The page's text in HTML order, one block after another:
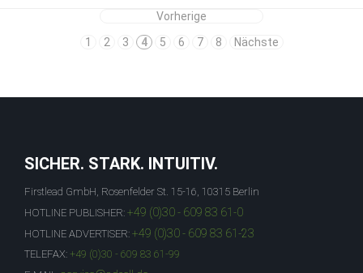
Vorherige
1
2 3 4 5 6 7 8 Nächste
SICHER. STARK. INTUITIV.
Firstlead GmbH, Rosenfelder St. 15-16, 10315 Berlin
HOTLINE PUBLISHER: +49 (0)30 - 609 83 61-0
HOTLINE ADVERTISER: +49 (0)30 - 609 83 61-23
TELEFAX: +49 (0)30 - 609 83 61-99